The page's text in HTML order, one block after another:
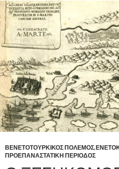
ΒΕΝΕΤΟΤΟΥΡΚΙΚΟΣ ΠΟΛΕΜΟΣ,
ΠΡΟΕΠΑΝΑΣΤΑΤΙΚΗ ΠΕΡΙΟΔΟΣ